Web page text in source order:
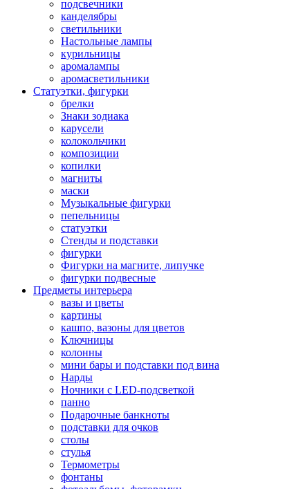
подсвечники
канделябры
светильники
Настольные лампы
курильницы
аромалампы
аромасветильники
Статуэтки, фигурки
брелки
Знаки зодиака
карусели
колокольчики
композиции
копилки
магниты
маски
Музыкальные фигурки
пепельницы
статуэтки
Стенды и подставки
фигурки
Фигурки на магните, липучке
фигурки подвесные
Предметы интерьера
вазы и цветы
картины
кашпо, вазоны для цветов
Ключницы
колонны
мини бары и подставки под вина
Нарды
Ночники с LED-подсветкой
панно
Подарочные банкноты
подставки для очков
столы
стулья
Термометры
фонтаны